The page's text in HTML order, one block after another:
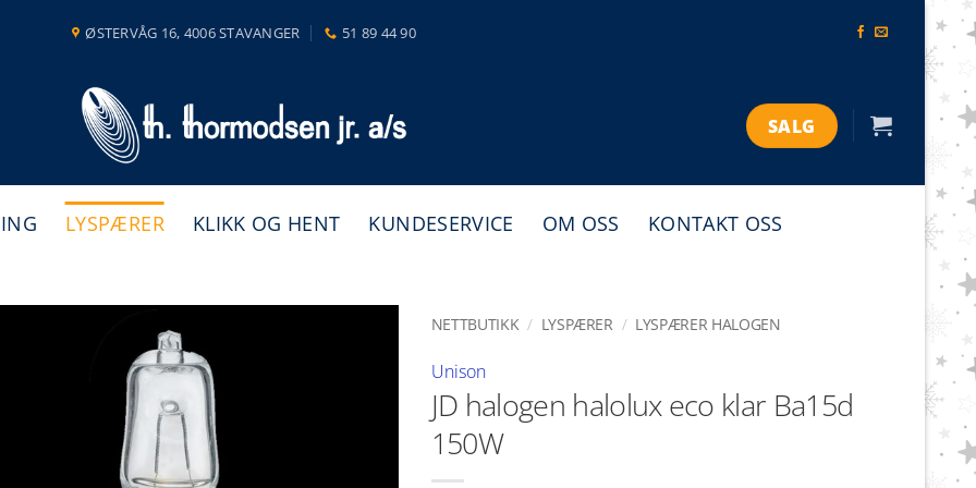
ØSTERVÅG 16, 4006 STAVANGER 51 89 44 90
SALG
LYSPÆRER KLIKK OG HENT KUNDESERVICE OM OSS KONTAKT OSS
NETTBUTIKK / LYSPÆRER / LYSPÆRER HALOGEN
Unison
JD halogen halolux eco klar Ba15d
150W